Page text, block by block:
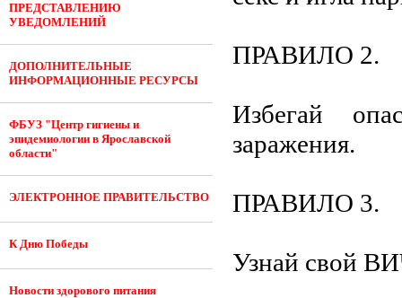
ПРЕДСТАВЛЕНИЮ
УВЕДОМЛЕНИЙ
ДОПОЛНИТЕЛЬНЫЕ
ИНФОРМАЦИОННЫЕ РЕСУРСЫ
ФБУЗ "Центр гигиены и
эпидемиологии в Ярославской
области"
ЭЛЕКТРОННОЕ ПРАВИТЕЛЬСТВО
К Дню Победы
Новости здорового питания
ПРАВИЛО 2.
Избегай
заражения.
ПРАВИЛО 3.
Узнай свой